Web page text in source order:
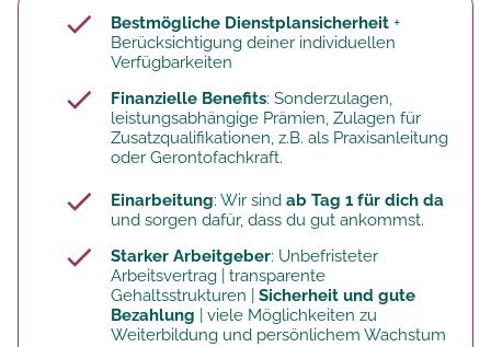
Bestmögliche Dienstplansicherheit +
Berücksichtigung deiner individuellen
Verfügbarkeiten
Finanzielle Benefits: Sonderzulagen,
leistungsabhängige Prämien, Zulagen für
Zusatzqualifikationen, z.B. als Praxisanleitung
oder Gerontofachkraft.
Einarbeitung: Wir sind ab Tag 1 für dich da
und sorgen dafür, dass du gut ankommst.
Starker Arbeitgeber: Unbefristeter
Arbeitsvertrag | transparente
Gehaltsstrukturen | Sicherheit und gute
Bezahlung | viele Möglichkeiten zu
Weiterbildung und persönlichem Wachstum